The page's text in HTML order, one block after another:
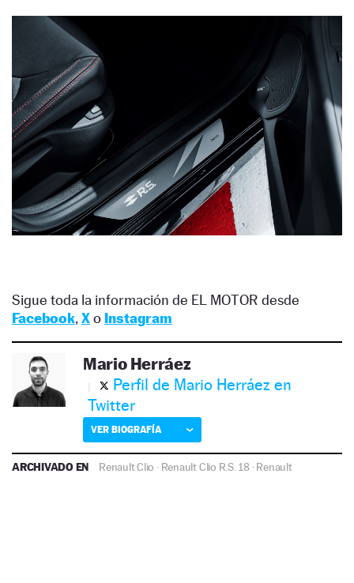
Sigue toda la información de EL MOTOR desde
Facebook, Xo Instagram
Mario Herráez
Perfil de Mario Herráez en
Twitter
VER BIOGRAFÍA
ARCHIVADO EN Renault Clio · Renault Clio R.S. 18·Renault